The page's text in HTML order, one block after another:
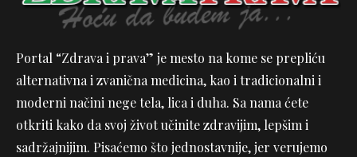
Portal “Zdrava i prava” je mesto na kome se prepliću
alternativna i zvanična medicina, kao i tradicionalni i
moderni načini nege tela, lica i duha. Sa nama ćete
otkriti kako da svoj život učinite zdravijim, lepšim i
sadržajnijim. Pisaćemo što jednostavnije, jer verujemo